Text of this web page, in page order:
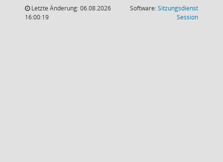
Letzte Änderung: 06.08.2026
16:00:19
Software:Sitzungsdienst
Session(Wird in